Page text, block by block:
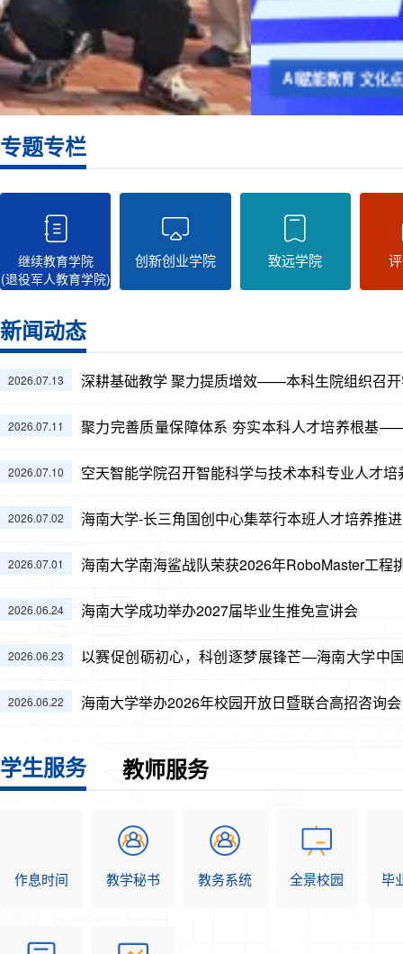
AI赋能教育 文化点亮青春 海南大学第三届大学生科技文
专题专栏
继续教育学院
(退役军人教育学院)
创新创业学院 致远学院
新闻动态
2026.07.13 深耕基础教学 聚力提质增效——本科生院组织召
2026.07.11 聚力完善质量保障体系 夯实本科人才培养根基
障体系建设研讨会
2026.07.10 空天智能学院召开智能科学与技术本科专业人才
2026.07.02 海南大学-长三角国创中心集萃行本班人才培养推
2026.07.01 海南大学南海鲨战队荣获2026年RoboMaster工程
2026.06.24 海南大学成功举办2027届毕业生推免宣讲会
2026.06.23 以赛促创砺初心，科创逐梦展锋芒—海南大学中
顺利举办
2026.06.22 海南大学举办2026年校园开放日暨联合高招咨询会
学生服务 教师服务
作息时间 教学秘书 教务系统 全景校园 毕